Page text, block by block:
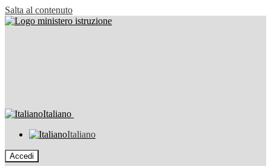
Salta al contenuto
Italiano
Italiano
Accedi